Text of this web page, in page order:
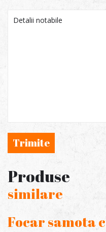
Trimite
Produse
similare
Focar samota